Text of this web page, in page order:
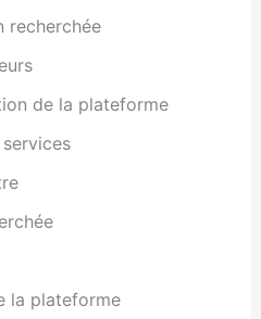
recherchée
de la plateforme
la plateforme